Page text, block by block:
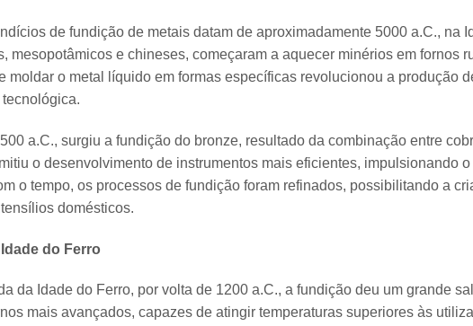
de fundição de metais datam de aproximadamente 5000 a.C., na
mesopotâmicos e chineses, começaram a aquecer minérios em fornos
moldar o metal líquido em formas específicas revolucionou a produção
a.C., surgiu a fundição do bronze, resultado da combinação entre
o desenvolvimento de instrumentos mais eficientes, impulsionando
o tempo, os processos de fundição foram refinados, possibilitando a
domésticos.
do Ferro
da Idade do Ferro, por volta de 1200 a.C., a fundição deu um grande
mais avançados, capazes de atingir temperaturas superiores às